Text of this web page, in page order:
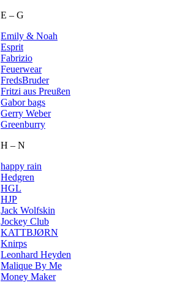
E – G
Emily & Noah
Esprit
Fabrizio
Feuerwear
FredsBruder
Fritzi aus Preußen
Gabor bags
Gerry Weber
Greenburry
H – N
happy rain
Hedgren
HGL
HJP
Jack Wolfskin
Jockey Club
KATTBJØRN
Knirps
Leonhard Heyden
Malique By Me
Money Maker